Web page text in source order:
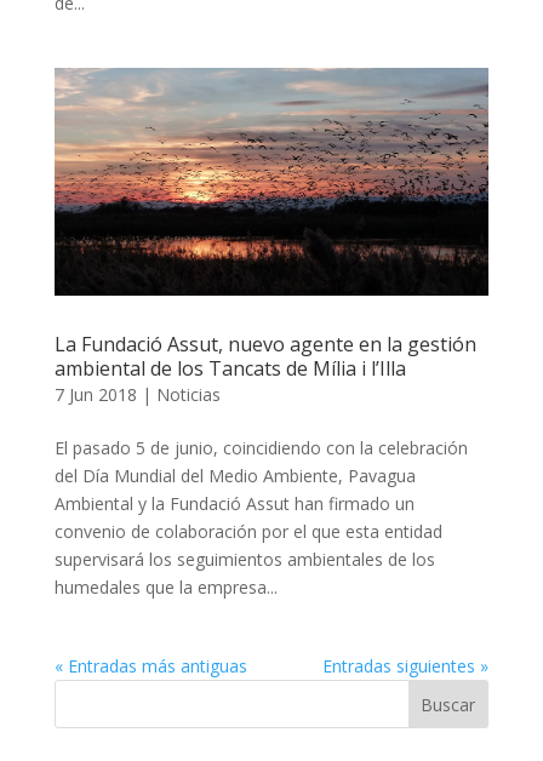
La Fundació Assut, nuevo agente en la gestión
ambiental de los Tancats de Mília i l’Illa
7 Jun 2018 | Noticias
El pasado 5 de junio, coincidiendo con la celebración
del Día Mundial del Medio Ambiente, Pavagua
Ambiental y la Fundació Assut han firmado un
convenio de colaboración por el que esta entidad
supervisará los seguimientos ambientales de los
humedales que la empresa...
« Entradas más antiguas Entradas siguientes »